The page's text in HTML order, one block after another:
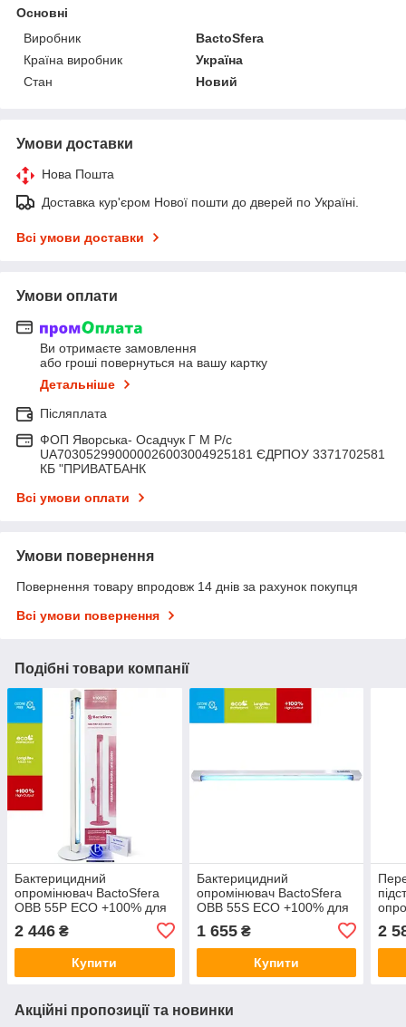
Основні
Виробник
BactoSfera
Країна виробник
Україна
Стан
Новий
Умови доставки
Нова Пошта
Доставка кур'єром Нової пошти до дверей по Україні.
Всі умови доставки
Умови оплати
Ви отримаєте замовлення
або гроші повернуться на вашу картку
Детальніше
Післяплата
ФОП Яворська- Осадчук Г М Р/c
UA703052990000026003004925181 ЄДРПОУ 3371702581
КБ "ПРИВАТБАНК
Всі умови оплати
Умови повернення
Повернення товару впродовж 14 днів за рахунок покупця
Всі умови повернення
Подібні товари компанії
Бактерицидний
опромінювач BactoSfera
OBB 55Р ECO +100% для
2 446 ₴
Купити
Бактерицидний
опромінювач BactoSfera
OBB 55S ECO +100% для
1 655₴
Купити
2
Акційні пропозиції та новинки